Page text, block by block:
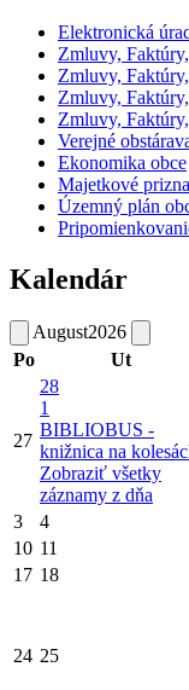
Elektronická
Zmluvy,
Zmluvy,
Zmluvy,
Zmluvy,
Verejné
Ekonomika obce
Majetkové
Územný plán
Kalendár
August2026
Po
Ut
27
28
1
BIBLIOBUS -
knižnica na
Zobraziť všetky
záznamy z dňa
3 4
10 11
17 18
24 25